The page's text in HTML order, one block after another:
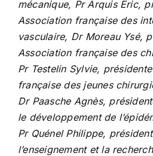
mécanique, Pr Arquis Eric,
Association française des
vasculaire, Dr Moreau Ysé,
Association française des
Pr Testelin Sylvie,
française des jeunes
Dr Paasche Agnès,
le développement de
Pr Quénel Philippe,
l’enseignement et la